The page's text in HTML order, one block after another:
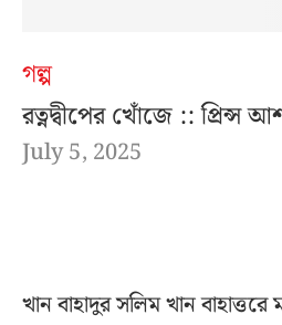
গল্প
রত্নদ্বীপের খোঁজে :: প্রিন্স
July 5, 2025
খান বাহাদুর সলিম খান বাহাত্তরে